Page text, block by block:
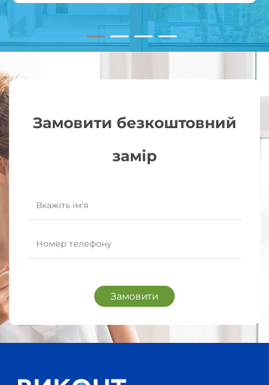
Замовити безкоштовний
замір
Замовити